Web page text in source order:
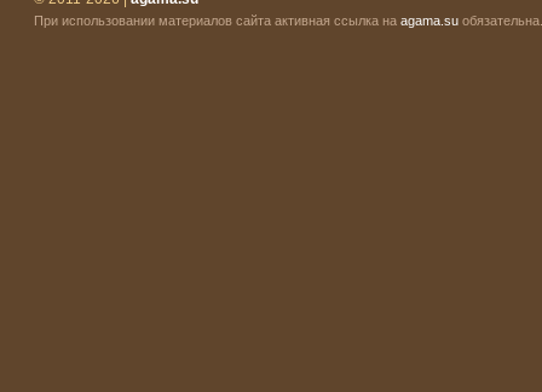
При использовании материалов сайта активная ссылка на agama.su обязательна.